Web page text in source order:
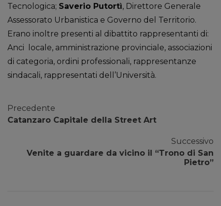
Tecnologica; Saverio Putortì, Direttore Generale
Assessorato Urbanistica e Governo del Territorio.
Erano inoltre presenti al dibattito rappresentanti di:
Anci locale, amministrazione provinciale, associazioni
di categoria, ordini professionali, rappresentanze
sindacali, rappresentati dell’Università.
Precedente
Catanzaro Capitale della Street Art
Successivo
Venite a guardare da vicino il “Trono di San
Pietro”